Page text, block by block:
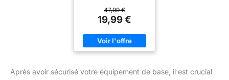
47,99 €
19,99 €
Après avoir sécurisé votre équipement de base, il est crucial